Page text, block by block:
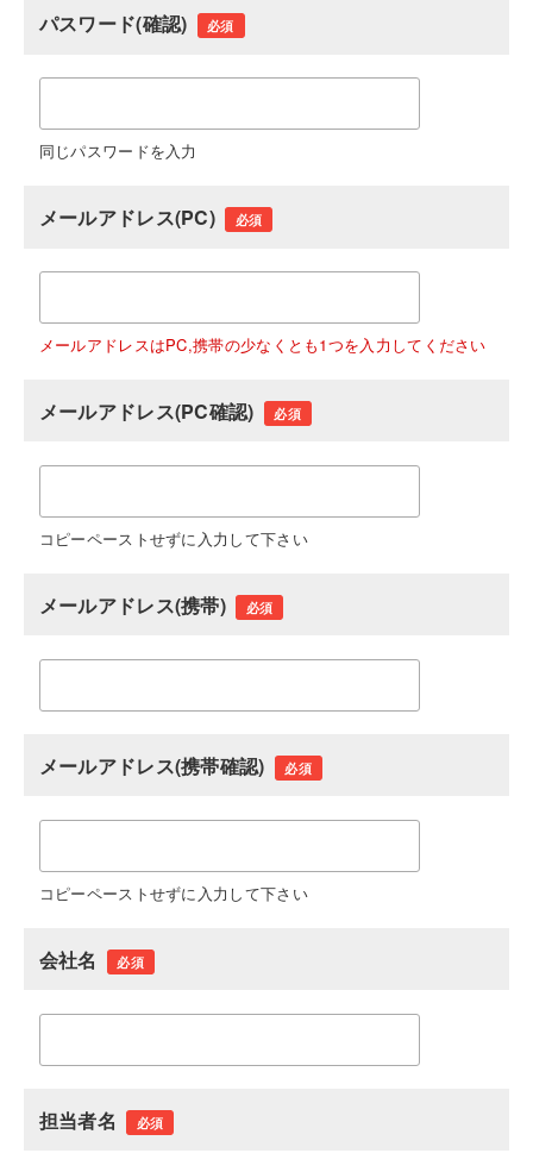
パスワード(確認) 必須
同じパスワードを入力
メールアドレス(PC) 必須
メールアドレスはPC,携帯の少なくとも1つを入力してください
メールアドレス(PC確認) 必須
コピーペーストせずに入力して下さい
メールアドレス(携帯) 必須
メールアドレス(携帯確認) 必須
コピーペーストせずに入力して下さい
会社名 必須
担当者名 必須